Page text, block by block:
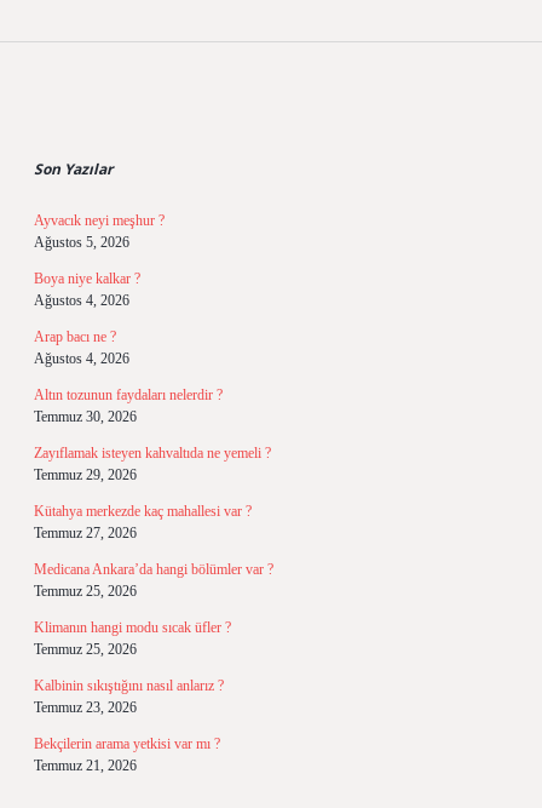
Son Yazılar
Ayvacık neyi meşhur ?
Ağustos 5, 2026
Boya niye kalkar ?
Ağustos 4, 2026
Arap bacı ne ?
Ağustos 4, 2026
Altın tozunun faydaları nelerdir ?
Temmuz 30, 2026
Zayıflamak isteyen kahvaltıda ne yemeli ?
Temmuz 29, 2026
Kütahya merkezde kaç mahallesi var ?
Temmuz 27, 2026
Medicana Ankara’da hangi bölümler var ?
Temmuz 25, 2026
Klimanın hangi modu sıcak üfler ?
Temmuz 25, 2026
Kalbinin sıkıştığını nasıl anlarız ?
Temmuz 23, 2026
Bekçilerin arama yetkisi var mı ?
Temmuz 21, 2026